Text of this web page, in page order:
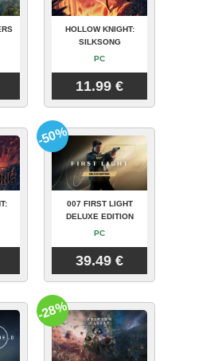
HOLLOW KNIGHT:
SILKSONG
PC
11.99 €
007 FIRST LIGHT
DELUXE EDITION
PC
39.49 €
-50%
-28%